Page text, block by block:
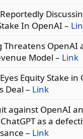
In OpenAI –
Threatens OpenAI
Model – Link
Equity Stake in
Deal – Link
against OpenAI
as a
– Link